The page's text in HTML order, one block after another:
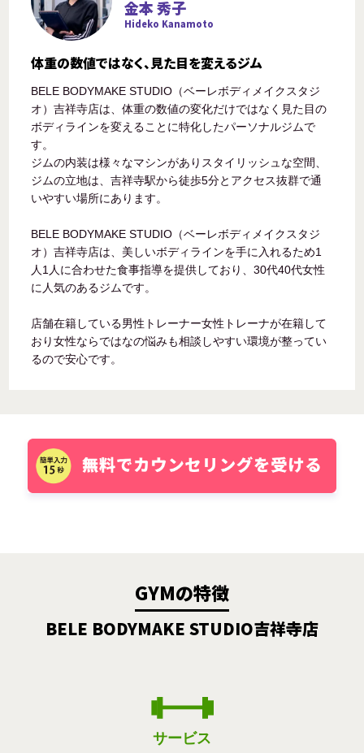
金本 秀子
Hideko Kanamoto
体重の数値ではなく、見た目を変えるジム
BELE BODYMAKE STUDIO（ベーレボディメイクスタジ
オ）吉祥寺店は、体重の数値の変化だけではなく見た目の
ボディラインを変えることに特化したパーソナルジムで
す。
ジムの内装は様々なマシンがありスタイリッシュな空間、
ジムの立地は、吉祥寺駅から徒歩5分とアクセス抜群で通
いやすい場所にあります。
BELE BODYMAKE STUDIO（ベーレボディメイクスタジ
オ）吉祥寺店は、美しいボディラインを手に入れるため1
人1人に合わせた食事指導を提供しており、30代40代女性
に人気のあるジムです。
店舗在籍している男性トレーナー女性トレーナが在籍して
おり女性ならではなの悩みも相談しやすい環境が整ってい
るので安心です。
GYMの特徴
BELE BODYMAKE STUDIO吉祥寺店
サービス